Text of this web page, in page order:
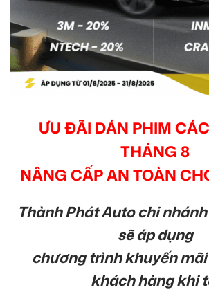
ƯU ĐÃI DÁN PHIM
THÁNG 8
NÂNG CẤP AN TOÀN
Thành Phát Auto chi
sẽ áp dụng
chương trình khuyến
khách hàng khi